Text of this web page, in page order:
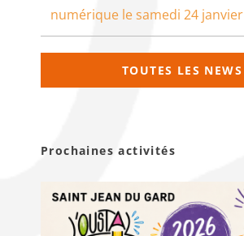
numérique le samedi 24 janvier
TOUTES LES NEWS
Prochaines activités